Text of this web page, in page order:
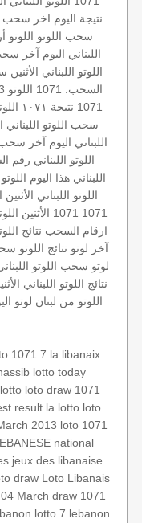
نتيجة اليوم اخر سحب
سحب اللوتو اللوتو
اللبناني اليوم آخر سحب
اللوتو اللبناني الأثنين
السحب: 1071
اللوتو 13 ايار 2019
1071 نتيجة ١٠٧١
سحب اللوتو اللبناني
اللبناني اليوم آخر سحب
اللوتو اللبناني رقم
اللبناني هذا اليوم اللوتو
اللوتو اللبناني الأثنين
1071 1071 الأثنين
ارقام السحب نتائج اللوتو 04-03-
آخر لوتو نتائج اللوتو
لوتو سحب اللوتو اللبناني
نتائج اللوتو اللبناني
اللوتو من لبنان لوتو
1071 7 la libanaix
lotto today
loto draw 1071
result la lotto loto
2013 loto 1071
national
jeux des libanaise
draw Loto Libanais
March draw 1071
lotto 7 lebanon